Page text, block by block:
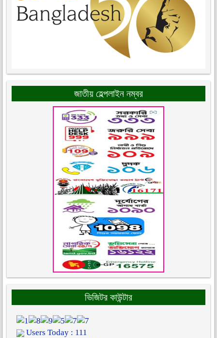
জাতীয় হেল্পলাইন নম্বর
ভিজিটর কাউন্টার
Users Today : 111